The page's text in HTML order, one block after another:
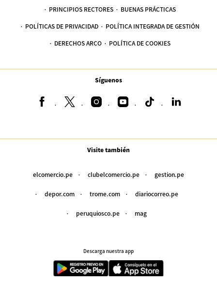
PRINCIPIOS RECTORES BUENAS PRÁCTICAS
POLÍTICAS DE PRIVACIDAD POLÍTICA INTEGRADA DE GESTIÓN
DERECHOS ARCO POLÍTICA DE COOKIES
Síguenos
Visite también
elcomercio.pe clubelcomercio.pe gestion.pe
depor.com trome.com diariocorreo.pe
peruquiosco.pe mag
Descarga nuestra app